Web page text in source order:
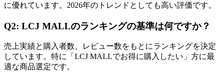
に優れています。2026年のトレンドとしても高い評価です。
Q2: LCJ MALLのランキングの基準は何ですか？
売上実績と購入者数、レビュー数をもとにランキングを決定
しています。特に「LCJ MALLでお得に購入したい」方に最
適な商品選定です。